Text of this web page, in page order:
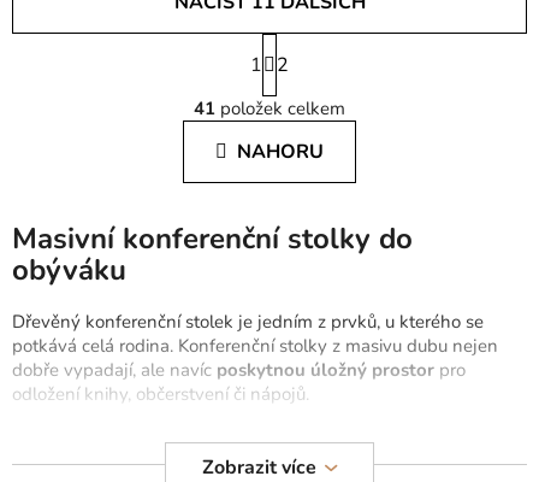
O
v
l
á
d
a
c
r
v
k
y
ý
S
t
r
á
k
o
á
n
1 2
41 položek celkem
NAHORU
Masivní konferenční stolky do
obýváku
Dřevěný konferenční stolek je jedním z prvků, u kterého se
potkává celá rodina. Konferenční stolky z masivu dubu nejen
dobře vypadají, ale navíc poskytnou úložný prostor pro
odložení knihy, občerstvení či nápojů.
Vyberte si kulaté konferenční stolky, moderní bílé a hnědé
konferenční stolky a mnoho dalších. Kromě toho k těmto
Zobrazit více